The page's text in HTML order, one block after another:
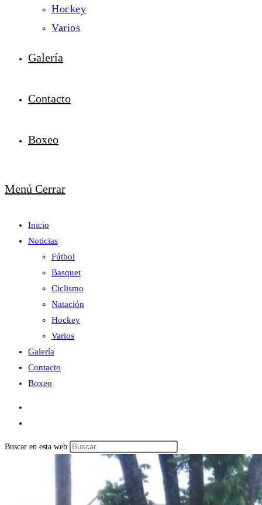
Hockey
Varios
Galería
Contacto
Boxeo
Menú Cerrar
Inicio
Noticias
Fútbol
Basquet
Ciclismo
Natación
Hockey
Varios
Galería
Contacto
Boxeo
Buscar en esta web